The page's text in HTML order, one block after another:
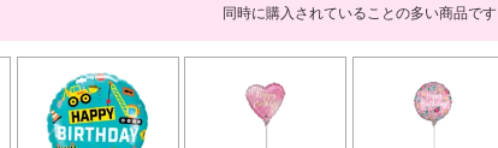
同時に購入されていることの多い商品です